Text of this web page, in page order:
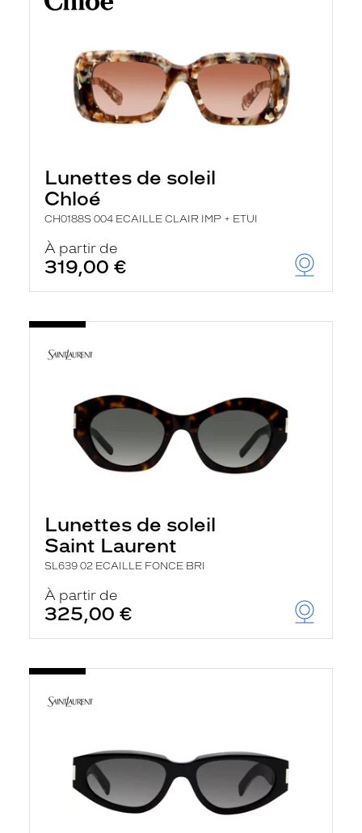
Lunettes de soleil
Chloé
CH0188S 004 ECAILLE CLAIR IMP + ETUI
À partir de
319,00 €
Lunettes de soleil
Saint Laurent
SL639 02 ECAILLE FONCE BRI
À partir de
325,00 €